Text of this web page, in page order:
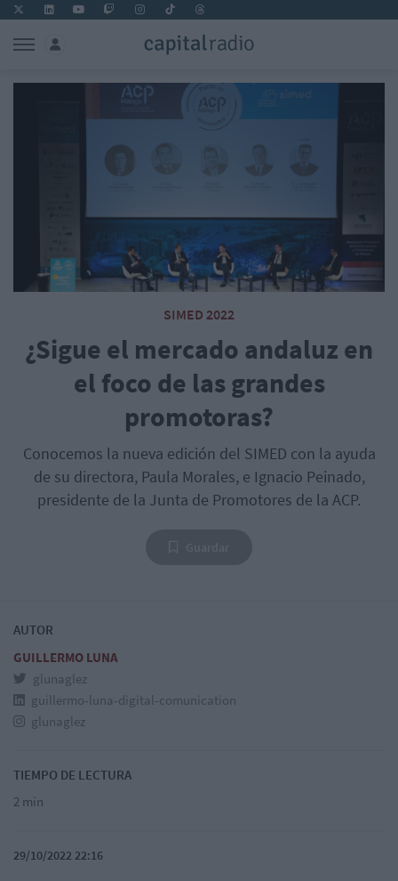
SIMED 2022
¿Sigue el mercado andaluz en
el foco de las grandes
promotoras?
Conocemos la nueva edición del SIMED con la ayuda
de su directora, Paula Morales, e Ignacio Peinado,
presidente de la Junta de Promotores de la ACP.
AUTOR
GUILLERMO LUNA
glunaglez
guillermo-luna-digital-comunication
glunaglez
TIEMPO DE LECTURA
2 min
29/10/2022 22:16